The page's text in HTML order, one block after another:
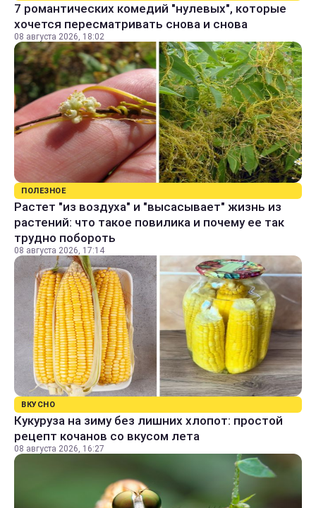
7 романтических комедий "нулевых", которые
хочется пересматривать снова и снова
08 августа 2026, 18:02
ПОЛЕЗНОЕ
Растет "из воздуха" и "высасывает" жизнь из
растений: что такое повилика и почему ее так
трудно побороть
08 августа 2026, 17:14
ВКУСНО
Кукуруза на зиму без лишних хлопот: простой
рецепт кочанов со вкусом лета
08 августа 2026, 16:27